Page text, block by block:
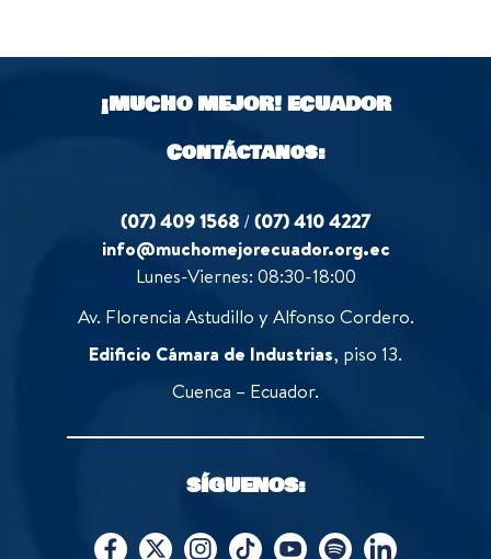
5
t
¡MUCHO MEJOR!ECUADOR
Contáctanos:
(07) 409 1568 /(07) 410 4227
info@muchomejorecuador.org.ec
Lunes-Viernes: 08:30-18:00
Av. Florencia Astudillo y Alfonso Cordero.
Edificio Cámara de Industrias, piso 13.
Cuenca – Ecuador.
SÍGUENOS: